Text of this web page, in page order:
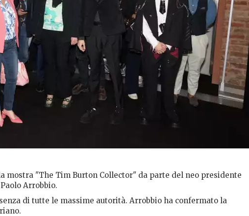
mostra "The Tim Burton Collector" da parte del neo presidente
Arrobbio.
di tutte le massime autorità. Arrobbio ha confermato la